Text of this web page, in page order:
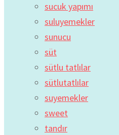
sucuk yapımı
suluyemekler
sunucu
süt
sütlu tatlılar
sütlutatlılar
suyemekler
sweet
tandır